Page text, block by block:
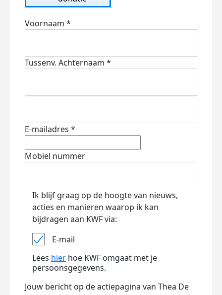
Voornaam *
Tussenv. Achternaam *
E-mailadres *
Mobiel nummer
Ik blijf graag op de hoogte van nieuws,
acties en manieren waarop ik kan
bijdragen aan KWF via:
E-mail
Lees hier hoe KWF omgaat met je
persoonsgegevens.
Jouw bericht op de actiepagina van Thea De